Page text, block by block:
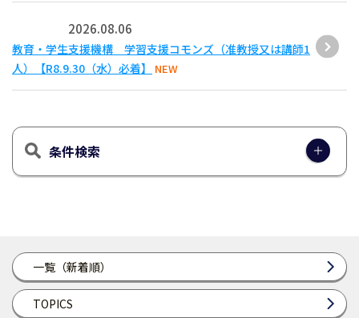
一覧（新着順）
TOPICS
2026.08.06
教育・学生支援機構 学習支援コモンズ（准教授又は講師1
人）【R8.9.30（水）必着】
NEW
条件検索